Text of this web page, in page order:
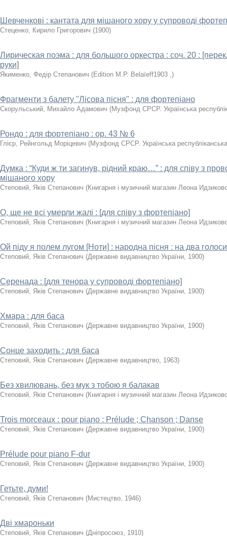
Шевченкові : кантата для мішаного хору у супроводі
Стеценко, Кирило Григорович (1900)
Лирическая поэма : для большого оркестра : соч. 20 :
руки]
Якименко, Федір Степанович ( ,
1903 )
Фрагменти з балету "Лісова пісня" : для фортепіано
Скорульський, Михайло Адамович (Музфонд СРСР. Українська
Рондо : для фортепіано : ор. 43 № 6
Глієр, Рейнгольд Моріцевич (Музфонд СРСР. Українська
Думка : “Куди ж ти загинув, рідний краю…” : для співу з
мішаного хору
Степовий, Яків Степанович (Книгарня і музичний магазин Леона
О, ще не всі умерли жалі : [для співу з фортепіано]
Степовий, Яків Степанович (Книгарня і музичний магазин Леона
Ой піду я полем лугом [Ноти] : народна пісня : на два голоси
Степовий, Яків Степанович (Державне видавництво України, 1900)
Серенада : [для тенора у супроводі фортепіано]
Степовий, Яків Степанович (Державне видавництво України, 1900)
Хмара : для баса
Степовий, Яків Степанович (Державне видавництво України, 1900)
Сонце заходить : для баса
Степовий, Яків Степанович (Державне видавництво, 1963)
Без хвилювань, без мук з тобою я балакав
Степовий, Яків Степанович (Книгарня і музичний магазин Леона
Trois morceaux : pour piano : Prélude ; Chanson ; Danse
Степовий, Яків Степанович (Державне видавництво України, 1900)
Prélude pour piano F-dur
Степовий, Яків Степанович (Державне видавництво України, 1900)
Гетьте, думи!
Степовий, Яків Степанович (Мистецтво, 1946)
Дві хмароньки
Степовий, Яків Степанович (Дніпросоюз, 1910)